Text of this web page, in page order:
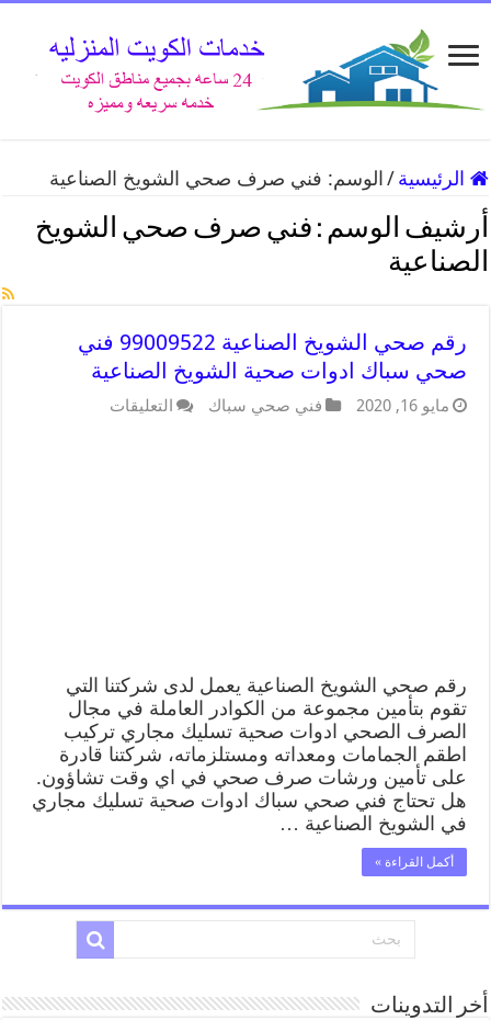
الرئيسية / الوسم: فني صرف صحي الشويخ الصناعية
أرشيف الوسم : فني صرف صحي الشويخ
الصناعية
رقم صحي الشويخ الصناعية 99009522 فني
صحي سباك ادوات صحية الشويخ الصناعية
مايو 16, 2020 فني صحي سباك التعليقات
رقم صحي الشويخ الصناعية يعمل لدى شركتنا التي
تقوم بتأمين مجموعة من الكوادر العاملة في مجال
الصرف الصحي ادوات صحية تسليك مجاري تركيب
اطقم الجمامات ومعداته ومستلزماته، شركتنا قادرة
على تأمين ورشات صرف صحي في اي وقت تشاؤون.
هل تحتاج فني صحي سباك ادوات صحية تسليك مجاري
في الشويخ الصناعية …
أكمل القراءة »
أخر التدوينات